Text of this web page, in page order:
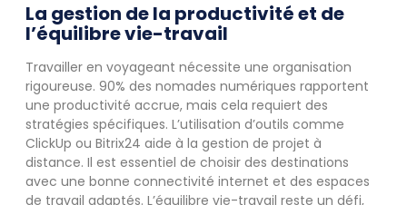
La gestion de la productivité et de
l’équilibre vie-travail
Travailler en voyageant nécessite une organisation
rigoureuse. 90% des nomades numériques rapportent
une productivité accrue, mais cela requiert des
stratégies spécifiques. L’utilisation d’outils comme
ClickUp ou Bitrix24 aide à la gestion de projet à
distance. Il est essentiel de choisir des destinations
avec une bonne connectivité internet et des espaces
de travail adaptés. L’équilibre vie-travail reste un défi,